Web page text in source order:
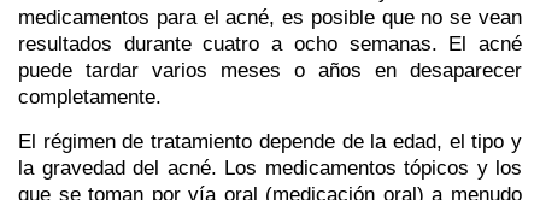
medicamentos para el acné, es posible que no se vean
resultados durante cuatro a ocho semanas. El acné
puede tardar varios meses o años en desaparecer
completamente.
El régimen de tratamiento depende de la edad, el tipo y
la gravedad del acné. Los medicamentos tópicos y los
que se toman por vía oral (medicación oral) a menudo